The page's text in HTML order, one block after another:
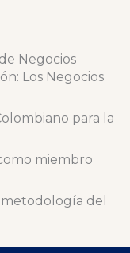
Negocios
Los Negocios
para la
miembro
del